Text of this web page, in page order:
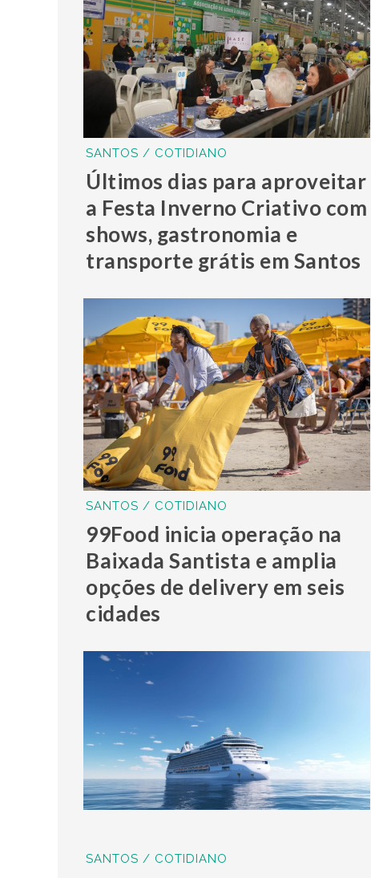
SANTOS / COTIDIANO
Últimos dias para aproveitar
a Festa Inverno Criativo com
shows, gastronomia e
transporte grátis em Santos
SANTOS / COTIDIANO
99Food inicia operação na
Baixada Santista e amplia
opções de delivery em seis
cidades
SANTOS / COTIDIANO